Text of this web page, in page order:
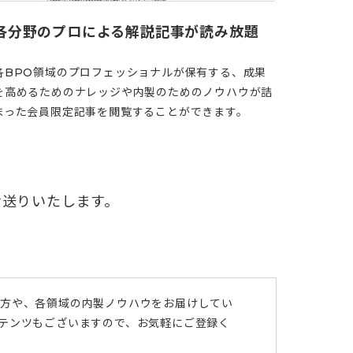
分野のプロによる解説記事が読み放題
BPO領域のプロフェッショナルが保有する、成果
高めるためのナレッジや内製のためのノウハウが詰
った会員限定記事を閲覧することができます。
りいたします。
や、各領域の内製ノウハウをお届けしてい
ンツもございますので、お気軽にご登録く